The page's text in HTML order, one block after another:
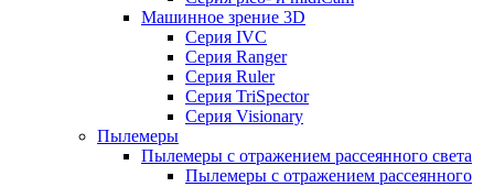
Машинное зрение 3D
Серия IVC
Серия Ranger
Серия Ruler
Серия TriSpector
Серия Visionary
Пылемеры
Пылемеры с отражением рассеянного света
Пылемеры с отражением рассеянного